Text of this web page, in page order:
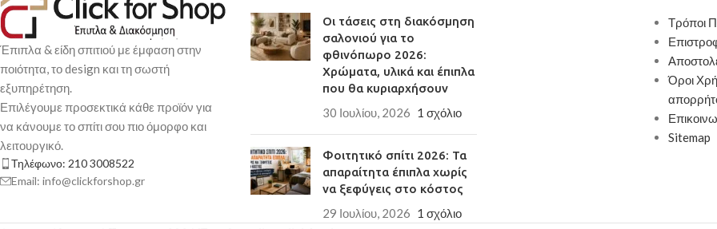
Γέμιση: foam
: μέταλλο, 25x1mm
Παράδοση σε 3-10 εργάσιμες ημέρες
Έπιπλα & είδη σπιτιού με έμφαση στην
ποιότητα, το design και τη σωστή
εξυπηρέτηση.
Επιλέγουμε προσεκτικά κάθε προϊόν για
να κάνουμε το σπίτι σου πιο όμορφο και
λειτουργικό.
Τηλέφωνο: 210 3008522
Email: info@clickforshop.gr
Οι τάσεις στη διακόσμηση
σαλονιού για το
φθινόπωρο 2026:
Χρώματα, υλικά και έπιπλα
που θα κυριαρχήσουν
30 Ιουλίου, 2026 1 σχόλιο
Φοιτητικό σπίτι 2026: Τα
απαραίτητα έπιπλα χωρίς
να ξεφύγεις στο κόστος
29 Ιουλίου, 2026 1 σχόλιο
Τρόποι
Όροι
Sitemap